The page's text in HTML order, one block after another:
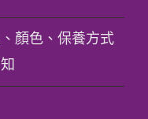
顏色、保養方式